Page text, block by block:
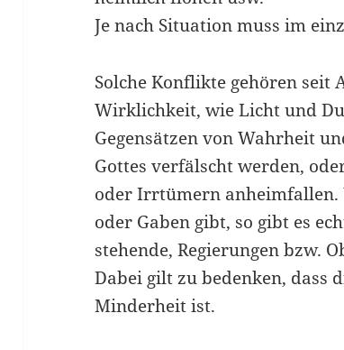
Je nach Situation muss im
Solche Konflikte gehören seit
Wirklichkeit, wie Licht und
Gegensätzen von Wahrheit
Gottes verfälscht werden,
oder Irrtümern anheimfallen.
oder Gaben gibt, so gibt es
stehende, Regierungen bzw.
Dabei gilt zu bedenken, dass
Minderheit ist.